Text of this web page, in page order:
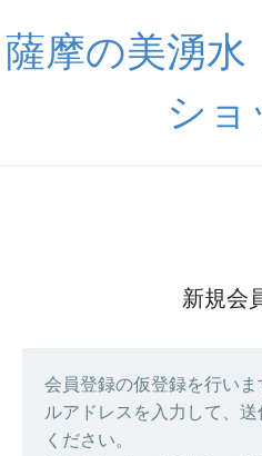
薩摩の美湧
ショ
新規会
会員登録の仮登録を行い
ルアドレスを入力して、
ください。